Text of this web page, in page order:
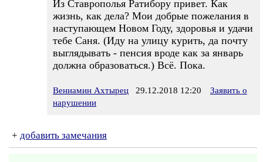
Из Ставрополья Ратибору привет. Как
жизнь, как дела? Мои добрые пожелания в
наступающем Новом Году, здоровья и удачи
тебе Саня. (Иду на улицу курить, да почту
выглядывать - пенсия вроде как за январь
должна образоваться.) Всё. Пока.
Вениамин Ахтырец 29.12.2018 12:20
Заявить о
нарушении
+ добавить замечания